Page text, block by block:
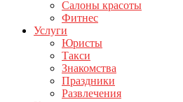
Салоны красоты
Фитнес
Услуги
Юристы
Такси
Знакомства
Праздники
Развлечения